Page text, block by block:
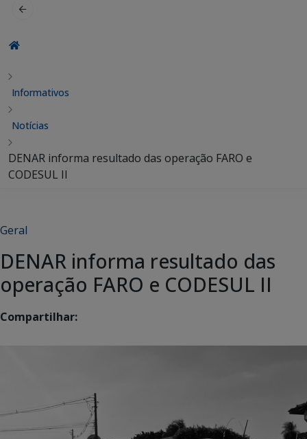
Informativos
Notícias
DENAR informa resultado das operação FARO e
CODESUL II
Geral
DENAR informa resultado das
operação FARO e CODESUL II
Compartilhar: